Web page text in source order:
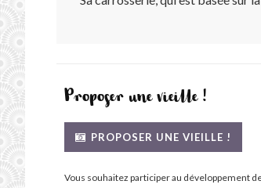
Proposer une vieille !
PROPOSER UNE VIEILLE !
Vous souhaitez participer au développement